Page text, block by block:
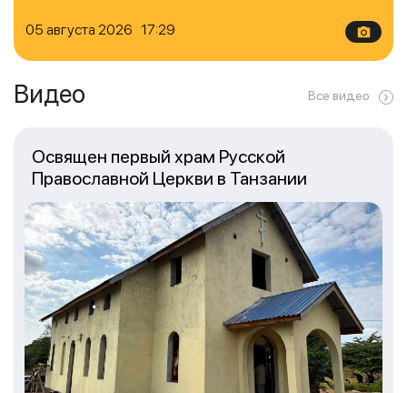
05 августа 2026 17:29
Видео Все видео
Освящен первый храм Русской
Православной Церкви в Танзании